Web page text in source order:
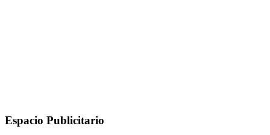
Espacio Publicitario